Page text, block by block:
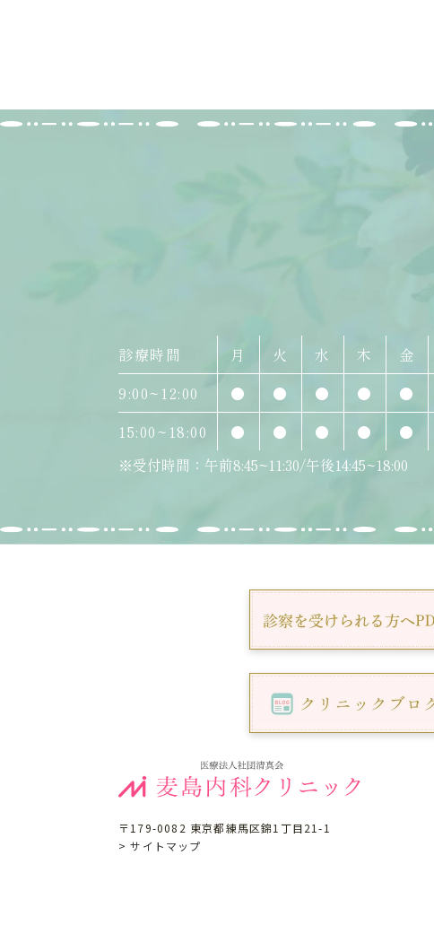
診療時間 月 火 水 木 金
9:00~12:00
● ● ● ● ●
15:00~18:00
● ● ● ● ●
※受付時間：午前8:45~11:30/午後14:45~18:00
〒179-0082 東京都練馬区錦1丁目21-1
> サイトマップ